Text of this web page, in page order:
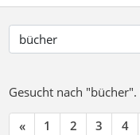
Gesucht nach "bücher".
« 1 2 3 4